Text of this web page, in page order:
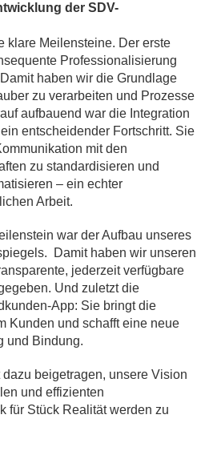
der SDV-
klare Meilensteine. Der erste
Professionalisierung
haben wir die Grundlage
zu verarbeiten und Prozesse
aufbauend war die Integration
entscheidender Fortschritt. Sie
mit den
zu standardisieren und
– ein echter
Arbeit.
war der Aufbau unseres
Damit haben wir unseren
jederzeit verfügbare
Und zuletzt die
App: Sie bringt die
Kunden und schafft eine neue
und Bindung.
beigetragen, unsere Vision
und effizienten
für Stück Realität werden zu